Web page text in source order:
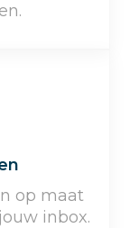
op maat
inbox.